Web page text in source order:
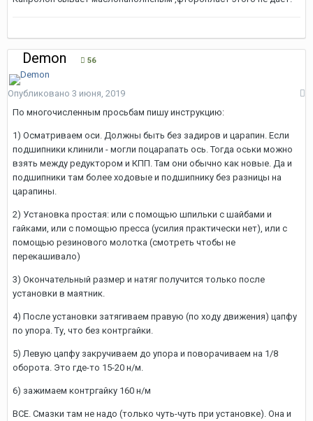
Demon 56
Опубликовано 3 июня, 2019
По многочисленным просьбам пишу инструкцию:
1) Осматриваем оси. Должны быть без задиров и царапин. Если
подшипники клинили - могли поцарапать ось. Тогда оськи можно
взять между редуктором и КПП. Там они обычно как новые. Да и
подшипники там более ходовые и подшипнику без разницы на
царапины.
2) Установка простая: или с помощью шпильки с шайбами и
гайками, или с помощью пресса (усилия практически нет), или с
помощью резинового молотка (смотреть чтобы не
перекашивало)
3) Окончательный размер и натяг получится только после
установки в маятник.
4) После установки затягиваем правую (по ходу движения) цапфу
по упора. Ту, что без контргайки.
5) Левую цапфу закручиваем до упора и поворачиваем на 1/8
оборота. Это где-то 15-20 н/м.
6) зажимаем контргайку 160 н/м
ВСЕ. Смазки там не надо (только чуть-чуть при установке). Она и